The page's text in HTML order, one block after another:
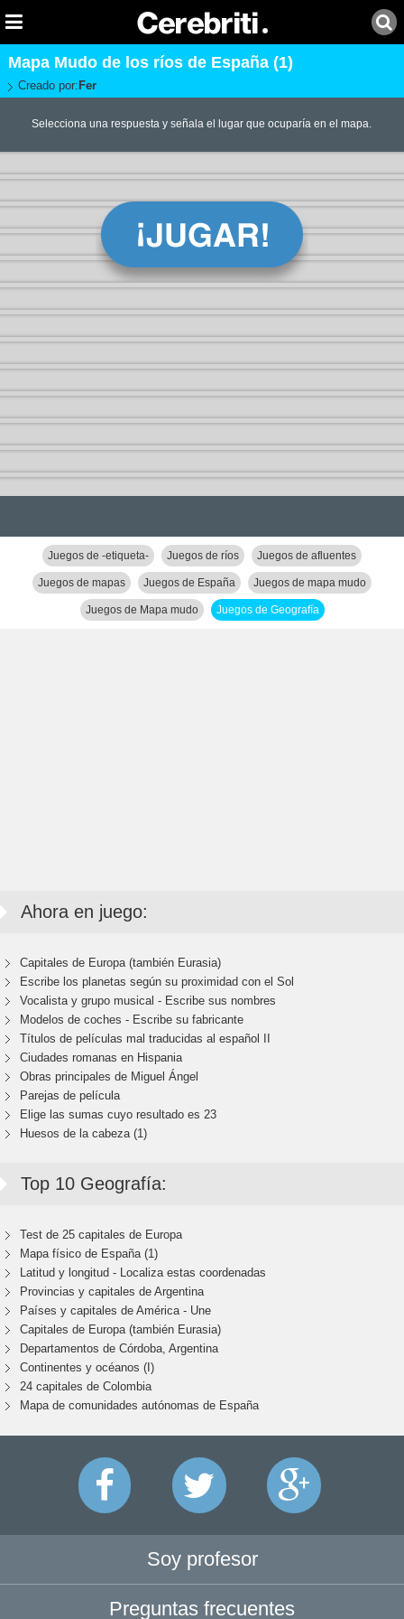
Mapa Mudo de los ríos de España (1)
Creado por: Fer
Selecciona una respuesta y señala el lugar que ocuparía en el mapa.
Juegos de -etiqueta- Juegos de ríos Juegos de afluentes
Juegos de mapas Juegos de España Juegos de mapa mudo
Juegos de Mapa mudo Juegos de Geografía
Ahora en juego:
Capitales de Europa (también Eurasia)
Escribe los planetas según su proximidad con el Sol
Vocalista y grupo musical - Escribe sus nombres
Modelos de coches - Escribe su fabricante
Títulos de películas mal traducidas al español II
Ciudades romanas en Hispania
Obras principales de Miguel Ángel
Parejas de película
Elige las sumas cuyo resultado es 23
Huesos de la cabeza (1)
Top 10 Geografía:
Test de 25 capitales de Europa
Mapa físico de España (1)
Latitud y longitud - Localiza estas coordenadas
Provincias y capitales de Argentina
Países y capitales de América - Une
Capitales de Europa (también Eurasia)
Departamentos de Córdoba, Argentina
Continentes y océanos (I)
24 capitales de Colombia
Mapa de comunidades autónomas de España
Soy profesor
Preguntas frecuentes